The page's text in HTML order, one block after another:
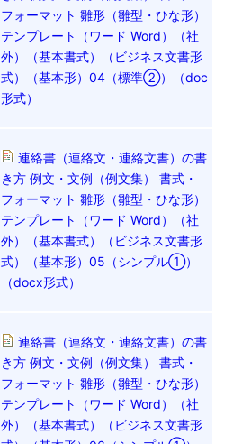
フォーマット 雛形（雛型・ひな形）
テンプレート（ワード Word）（社
外）（基本書式）（ビジネス文書形
式）（基本形）04（標準②）（doc
形式）
連絡書（連絡文・連絡文書）の書
き方 例文・文例（例文集） 書式・
フォーマット 雛形（雛型・ひな形）
テンプレート（ワード Word）（社
外）（基本書式）（ビジネス文書形
式）（基本形）05（シンプル①）
（docx形式）
連絡書（連絡文・連絡文書）の書
き方 例文・文例（例文集） 書式・
フォーマット 雛形（雛型・ひな形）
テンプレート（ワード Word）（社
外）（基本書式）（ビジネス文書形